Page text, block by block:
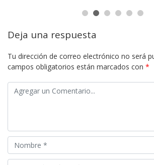
Deja una respuesta
Tu dirección de correo electrónico no será
campos obligatorios están marcados con *